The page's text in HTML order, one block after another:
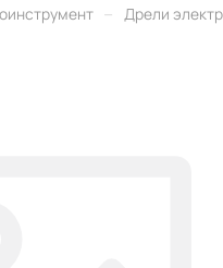
– Дрели